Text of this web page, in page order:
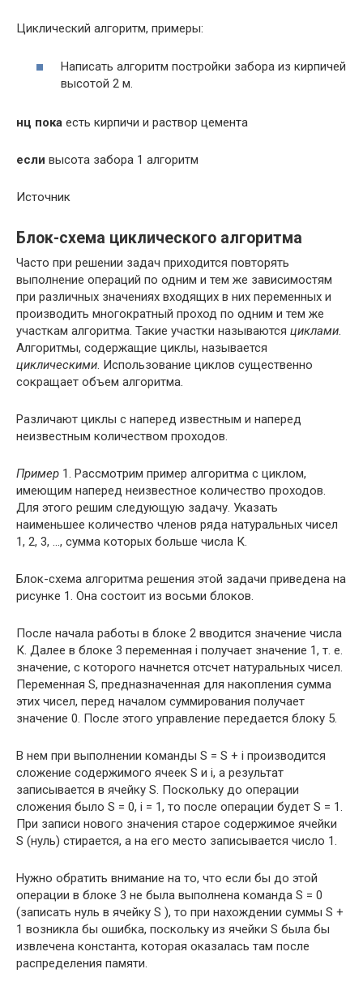
Циклический алгоритм, примеры:
Написать алгоритм постройки забора из кирпичей
высотой 2 м.
нц пока есть кирпичи и раствор цемента
если высота забора 1 алгоритм
Источник
Блок-схема циклического алгоритма
Часто при решении задач приходится повторять
выполнение операций по одним и тем же зависимостям
при различных значениях входящих в них переменных и
производить многократный проход по одним и тем же
участкам алгоритма. Такие участки называются циклами.
Алгоритмы, содержащие циклы, называется
циклическими. Использование циклов существенно
сокращает объем алгоритма.
Различают циклы с наперед известным и наперед
неизвестным количеством проходов.
Пример 1. Рассмотрим пример алгоритма с циклом,
имеющим наперед неизвестное количество проходов.
Для этого решим следующую задачу. Указать
наименьшее количество членов ряда натуральных чисел
1, 2, 3, …, сумма которых больше числа К.
Блок-схема алгоритма решения этой задачи приведена на
рисунке 1. Она состоит из восьми блоков.
После начала работы в блоке 2 вводится значение числа
К. Далее в блоке 3 переменная i получает значение 1, т. е.
значение, с которого начнется отсчет натуральных чисел.
Переменная S, предназначенная для накопления сумма
этих чисел, перед началом суммирования получает
значение 0. После этого управление передается блоку 5.
В нем при выполнении команды S = S + i производится
сложение содержимого ячеек S и i, а результат
записывается в ячейку S. Поскольку до операции
сложения было S = 0, i = 1, то после операции будет S = 1.
При записи нового значения старое содержимое ячейки
S (нуль) стирается, а на его место записывается число 1.
Нужно обратить внимание на то, что если бы до этой
операции в блоке 3 не была выполнена команда S = 0
(записать нуль в ячейку S ), то при нахождении суммы S +
1 возникла бы ошибка, поскольку из ячейки S была бы
извлечена константа, которая оказалась там после
распределения памяти.